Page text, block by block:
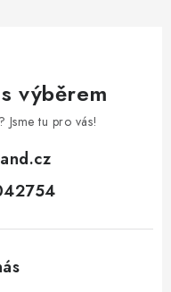
výběrem
Jsme tu pro vás!